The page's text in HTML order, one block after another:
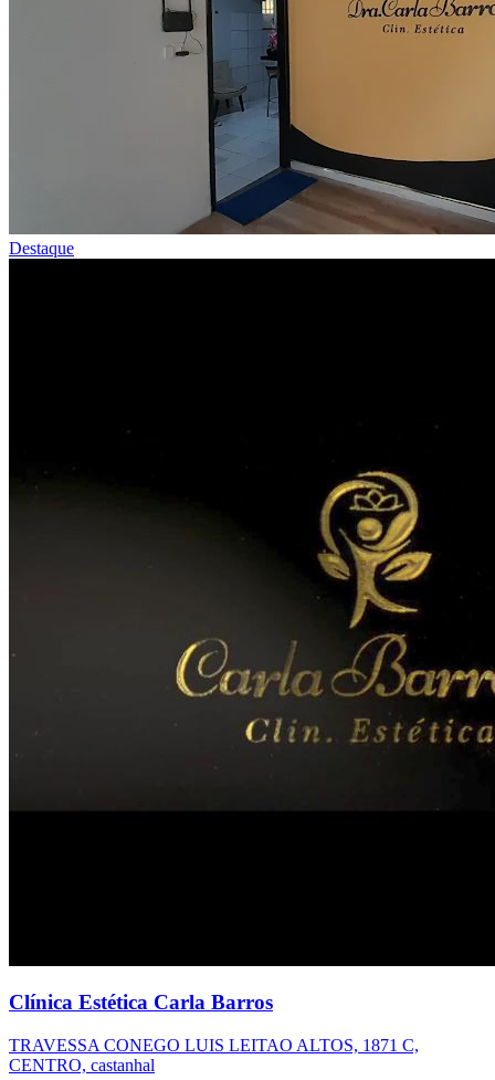
Destaque
Clínica Estética Carla Barros
TRAVESSA CONEGO LUIS LEITAO ALTOS, 1871 C,
CENTRO, castanhal